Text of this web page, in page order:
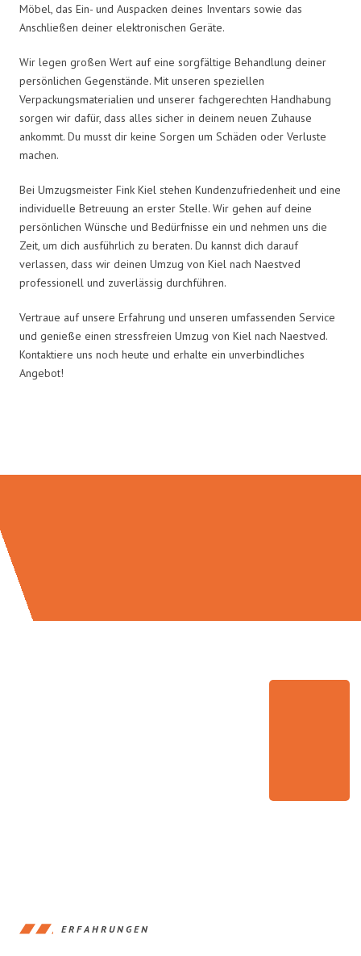
Möbel, das Ein- und Auspacken deines Inventars sowie das
Anschließen deiner elektronischen Geräte.
Wir legen großen Wert auf eine sorgfältige Behandlung deiner
persönlichen Gegenstände. Mit unseren speziellen
Verpackungsmaterialien und unserer fachgerechten Handhabung
sorgen wir dafür, dass alles sicher in deinem neuen Zuhause
ankommt. Du musst dir keine Sorgen um Schäden oder Verluste
machen.
Bei Umzugsmeister Fink Kiel stehen Kundenzufriedenheit und eine
individuelle Betreuung an erster Stelle. Wir gehen auf deine
persönlichen Wünsche und Bedürfnisse ein und nehmen uns die
Zeit, um dich ausführlich zu beraten. Du kannst dich darauf
verlassen, dass wir deinen Umzug von Kiel nach Naestved
professionell und zuverlässig durchführen.
Vertraue auf unsere Erfahrung und unseren umfassenden Service
und genieße einen stressfreien Umzug von Kiel nach Naestved.
Kontaktiere uns noch heute und erhalte ein unverbindliches
Angebot!
ERFAHRUNGEN